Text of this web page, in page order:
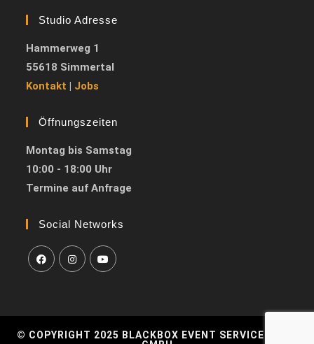
Studio Adresse
Hammerweg 1
55618 Simmertal
Kontakt | Jobs
Öffnungszeiten
Montag bis Samstag
10:00 - 18:00 Uhr
Termine auf Anfrage
Social Networks
© COPYRIGHT 2025 BLACKBOX EVENT SERVICES HLM